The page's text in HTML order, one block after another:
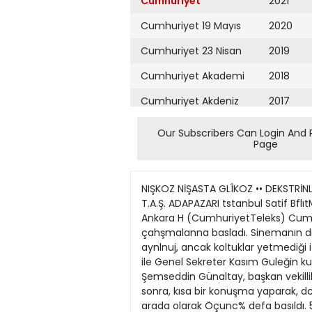
Cumhuriyet 19 Mayıs
Cumhuriyet 23 Nisan
Cumhuriyet Akademi
Cumhuriyet Akdeniz
Cumhuriyet Alışveriş
Cumhuriyet Ankara
Cumhuriyet Büyük
Taaruz
Cumhuriyet
Cumartesi
Cumhuriyet Çevre
2020
2019
2018
2017
2016
2015
2013
2012
2011
2010
2009
Our Subscribers Can Login And
Page
NIŞKOZ NİŞASTA GLÎKOZ •• DEKSTRİNLERİNÎ kullanarak tmsallerinden çok üstün olduğunu f örünüx. NÎŞKOZ NİŞASTA Tt GLİKOZ Fabrikası T.A.Ş. ADAPAZARI tstanbul Satif BflıtMu: Zlndankapı tpçller cad: No: 41 Tel: 22 78 T6 32 nci yıl sayı 11.429 umhuri lOIRUCUSU.'TUNUS NAOf Ankara H (CumhuriyetTeleks) Cumhuriyet Halk Partisi on ikind büyük kurultayı bugünden Itibaren Ulus sineması salonunda çahşmalanna basladı. Sinemanın dinleyicilere tahsis olunan balkon kısmı, erken saatte hmcahınç dolmustu. Delegeler için salon kısmı aynlnuj, ancak koltuklar yetmediği için, bir o kadar da sandalya lalona yerlestirflmlstL Kuroltay açıhyor CHJ». Genel Baskanı tanet tnSnfi ile Genel Sekreter Kasım Guleğin kurultaya gelişleri büyük tezahürata vesile oldu. Saat 10 da baslayan toplantıda ktırultay başkanhğma Şemseddin Günaltay, başkan vekilliklerine de Faik Ahmed Barutçu ile Lebit Yurdoğlu seçildller. Şemseddin Günaltay yertni aldıktan sonra, kısa bir konuşma yaparak, dclegelere teşekkürlerini bildirdi. Feridun Fazıl Tülbentçi Barb«j«',Hayrettin Salı 22 Mayıs 1956 İki cild blr arada olarak Öçunc% defa basıldı. 500 Kuruş. İnkilâb Kitabevi tstanbuL •Si. nin timrük tarihl romanı C. H. P. nin on ikinci Büyük Kurultayı dün topland Genel Sekreterlik için Kası» Gâlekten haşka Növid Tetkin de namzed gösteriliyor, Parti Meclisine mntlaka genc elemanlann alınmaları isteniyor Tiigni v« mektub adresi; Cumhuriyet tstanbul Poeta Kutusa tstanbu! No 246 TftlefonUr ümuml Santrml Numara»: 224296, Yaa I^leri: 224299, Mabaa 2M29T İnönünün nutku ile açılan Kurultayda Parti Meclisi raporu okundu ve müzakereye başlandı Şehinşah, Kraliçe ve Bayar Sarayburnu nda kara>a ayak basOktan sonra 25 sene sonra onnan kalmıyacak Bir profesor, kesimle artım arasmda müvazene kurulmasını, odun sarfiyatının azaltümasını tavsiye ediyor Dünkü kanütayfa felefffar w kmuşan Arkası Sa. S, Sü. 1 d* İstanbul, misafirleri tezahüratla karşıladı Şehinşah ve Kraliçe şerefine dün gece Beylerbeyi Sarayında akşan ye«eği verildi, Şah bngün Metris çiftliğinde yapılacak askerî tatbikatta hazır bulunacak f İran Şahı ve lmparatoriçe dün sa[ bah Cumhur Başkanımızla birlikt» | Savarona yatı ile Zonguldaktan şehrimize gelmişlerdir. Tat saat 10 da Büyükdere önlerin* vardjğı zaanuı ilkönce Başbakan Menderes, Millî Mudafaa Bakanı Şemi Ergin ve daha sonra Vali v« Belediye Reisi Gokay yata çıkmı» lar, Gokay hukumdarlara «Hos geldiniz» demiştir. Savaronayı, sağlı sollu 6 hücum botu Boğazdan karsılıyarak Haydarpaşa önlerinde mevki alan donanmaya kadar getirmışlerdır. Donanma tarafından top atışlarile selâmlanan ml